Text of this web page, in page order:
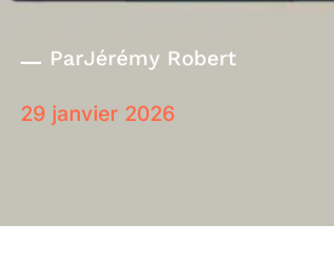
ParJérémy Robert
29 janvier 2026